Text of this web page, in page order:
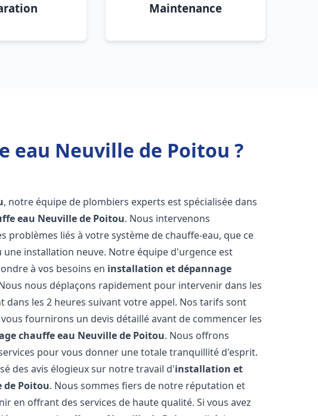
Maintenance
eau Neuville de Poitou ?
, notre équipe de plombiers experts est spécialisée dans
eau Neuville de Poitou. Nous intervenons
liés à votre système de chauffe-eau, que ce
installation neuve. Notre équipe d'urgence est
à vos besoins en installation et dépannage
nous déplaçons rapidement pour intervenir dans les
dans les 2 heures suivant votre appel. Nos tarifs sont
fournirons un devis détaillé avant de commencer les
chauffe eau Neuville de Poitou. Nous offrons
pour vous donner une totale tranquillité d'esprit.
des avis élogieux sur notre travail d'installation et
de Poitou. Nous sommes fiers de notre réputation et
en offrant des services de haute qualité. Si vous avez